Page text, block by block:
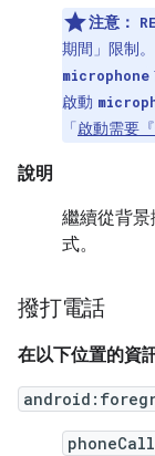
注意：
期間」限制
microphone
啟動
「啟動需要
說明
繼續從背
式。
撥打電話
在以下位置的資
phoneCall